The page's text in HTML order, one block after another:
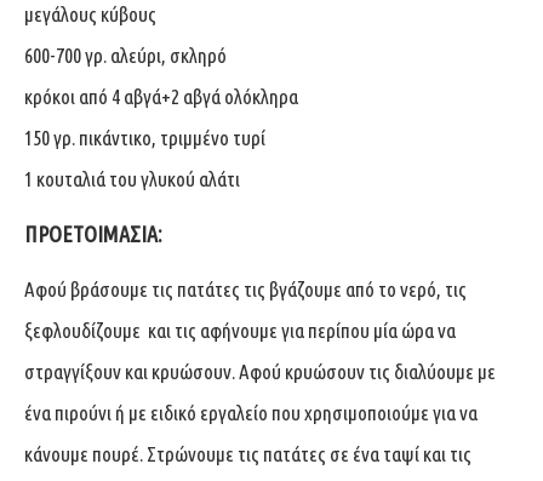
μεγάλους κύβους
600-700 γρ. αλεύρι, σκληρό
κρόκοι από 4 αβγά+2 αβγά ολόκληρα
150 γρ. πικάντικο, τριμμένο τυρί
1 κουταλιά του γλυκού αλάτι
ΠΡΟΕΤΟΙΜΑΣΙΑ:
Αφού βράσουμε τις πατάτες τις βγάζουμε από το νερό, τις
ξεφλουδίζουμε και τις αφήνουμε για περίπου μία ώρα να
στραγγίξουν και κρυώσουν. Αφού κρυώσουν τις διαλύουμε με
ένα πιρούνι ή με ειδικό εργαλείο που χρησιμοποιούμε για να
κάνουμε πουρέ. Στρώνουμε τις πατάτες σε ένα ταψί και τις